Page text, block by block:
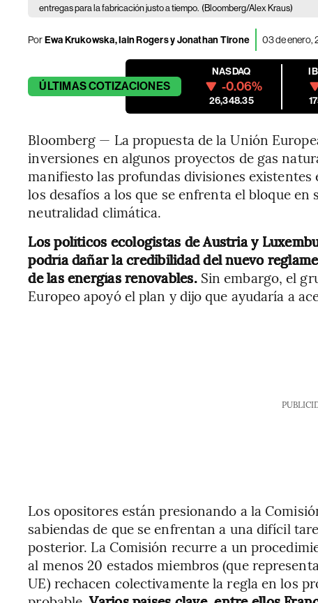
entregas para la fabricación justo a tiempo. (Bloomberg/Alex Kraus)
PorEwa Krukowska, Iain Rogers y Jonathan Tirone 03 de enero,
ÚLTIMASCOTIZACIONES
NASDAQ
-0.06%
26,348.35
Bloomberg — La propuesta de la Unión
inversiones en algunos proyectos de gas
manifiesto las profundas divisiones
los desafíos a los que se enfrenta el bloque
neutralidad climática.
Los políticos ecologistas de Austria y
podría dañar la credibilidad del nuevo
de las energías renovables.Sin embargo, el
Europeo apoyó el plan y dijo que ayudaría a
Los opositores están presionando a la
sabiendas de que se enfrentan a una difícil
posterior. La Comisión recurre a un
al menos 20 estados miembros (que
UE) rechacen colectivamente la regla en los